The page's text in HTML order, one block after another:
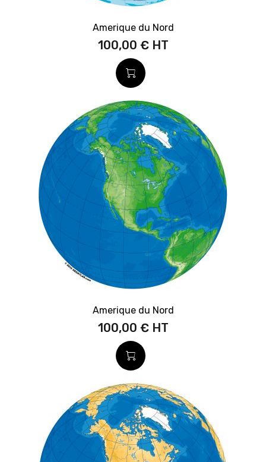
Amerique du Nord
100,00 €
Amerique du Nord
100,00 €